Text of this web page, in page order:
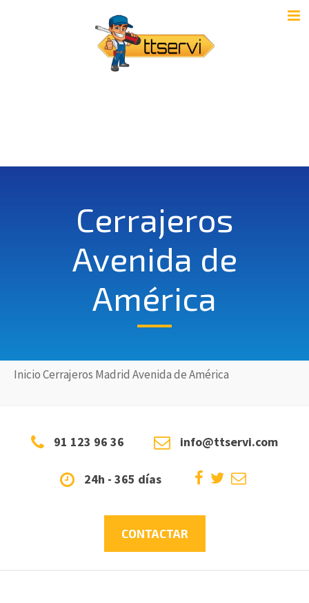
Cerrajeros
Avenida de
América
InicioCerrajeros Madrid Avenida de América
91 123 96 36 info@ttservi.com
24h - 365 días
CONTACTAR